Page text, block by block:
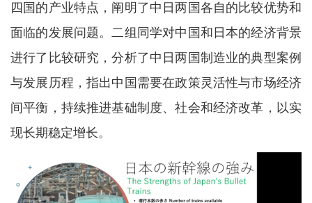
四国的产业特点，阐明了中日两国各自的比较优势和
面临的发展问题。二组同学对中国和日本的经济背景
进行了比较研究，分析了中日两国制造业的典型案例
与发展历程，指出中国需要在政策灵活性与市场经济
间平衡，持续推进基础制度、社会和经济改革，以实
现长期稳定增长。